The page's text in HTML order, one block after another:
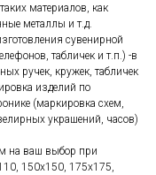
материалов, как
металлы и т.д.
сувенирной
табличек и т.п.) -в
ручек, кружек, табличек
изделий по
(маркировка схем,
украшений, часов)
на ваш выбор при
150х150, 175х175,